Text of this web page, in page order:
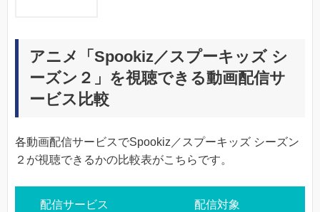
アニメ「Spookiz／スプーキッズ シ
ーズン２」を視聴できる動画配信サ
ービス比較
各動画配信サービスでSpookiz／スプーキッズ シーズン
２が視聴できるかの比較表がこちらです。
配信サービス 配信対象